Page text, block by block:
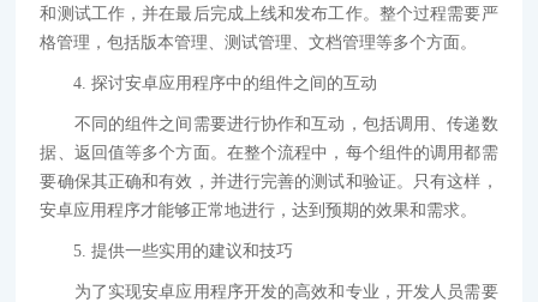
和测试工作，并在最后完成上线和发布工作。整个过程需要严
格管理，包括版本管理、测试管理、文档管理等多个方面。
4. 探讨安卓应用程序中的组件之间的互动
不同的组件之间需要进行协作和互动，包括调用、传递数
据、返回值等多个方面。在整个流程中，每个组件的调用都需
要确保其正确和有效，并进行完善的测试和验证。只有这样，
安卓应用程序才能够正常地进行，达到预期的效果和需求。
5. 提供一些实用的建议和技巧
为了实现安卓应用程序开发的高效和专业，开发人员需要